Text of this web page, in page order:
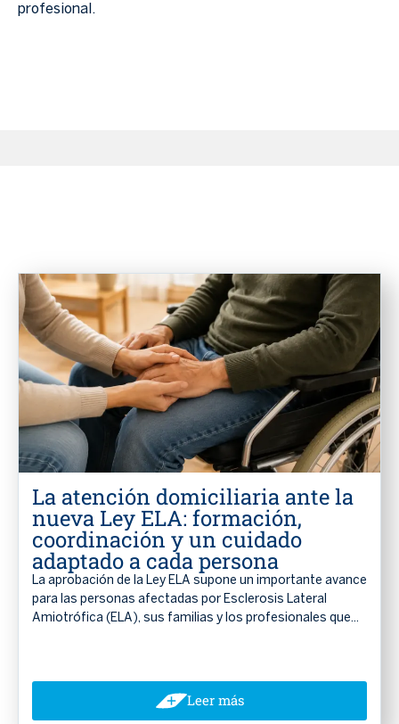
profesional.
La atención domiciliaria ante la
nueva Ley ELA: formación,
coordinación y un cuidado
adaptado a cada persona
La aprobación de la Ley ELA supone un importante avance
para las personas afectadas por Esclerosis Lateral
Amiotrófica (ELA), sus familias y los profesionales que...
Leer más